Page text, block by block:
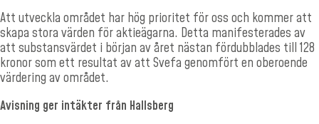
Att utveckla området har hög prioritet för oss och kommer att
skapa stora värden för aktieägarna. Detta manifesterades av
att substansvärdet i början av året nästan fördubblades till 128
kronor som ett resultat av att Svefa genomfört en oberoende
värdering av området.
Avisning ger intäkter från Hallsberg